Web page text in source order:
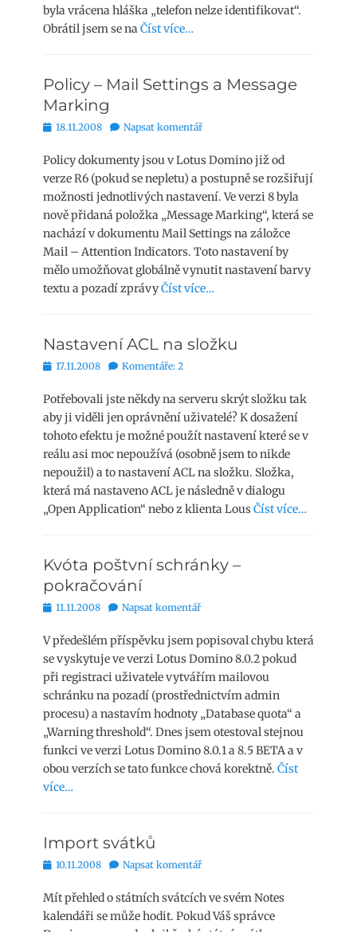
byla vrácena hláška „telefon nelze identifikovat“.
Obrátil jsem se na Číst více…
Policy – Mail Settings a Message
Marking
Publikováno
18.11.2008 Napsat komentář
Policy dokumenty jsou v Lotus Domino již od
verze R6 (pokud se nepletu) a postupně se rozšiřují
možnosti jednotlivých nastavení. Ve verzi 8 byla
nově přidaná položka „Message Marking“, která se
nachází v dokumentu Mail Settings na záložce
Mail – Attention Indicators. Toto nastavení by
mělo umožňovat globálně vynutit nastavení barvy
textu a pozadí zprávyČíst více…
Nastavení ACL na složku
Publikováno
17.11.2008 Komentáře: 2
Potřebovali jste někdy na serveru skrýt složku tak
aby ji viděli jen oprávnění uživatelé? K dosažení
tohoto efektu je možné použít nastavení které se v
reálu asi moc nepoužívá (osobně jsem to nikde
nepoužil) a to nastavení ACL na složku. Složka,
která má nastaveno ACL je následně v dialogu
„Open Application“ nebo z klienta LousČíst více…
Kvóta poštvní schránky –
pokračování
Publikováno
11.11.2008 Napsat komentář
V předešlém příspěvku jsem popisoval chybu která
se vyskytuje ve verzi Lotus Domino 8.0.2 pokud
při registraci uživatele vytvářím mailovou
schránku na pozadí (prostřednictvím admin
procesu) a nastavím hodnoty „Database quota“ a
„Warning threshold“. Dnes jsem otestoval stejnou
funkci ve verzi Lotus Domino 8.0.1 a 8.5 BETA a v
obou verzích se tato funkce chová korektně. Číst
více…
Import svátků
Publikováno
10.11.2008 Napsat komentář
Mít přehled o státních svátcích ve svém Notes
kalendáři se může hodit. Pokud Váš správce